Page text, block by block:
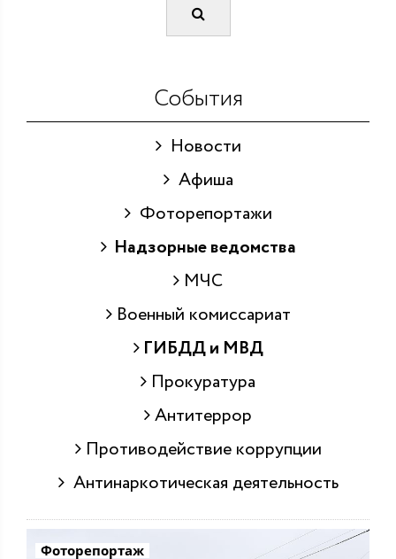
События
Новости
Афиша
Фоторепортажи
Надзорные ведомства
МЧС
Военный комиссариат
ГИБДД и МВД
Прокуратура
Антитеррор
Противодействие коррупции
Антинаркотическая деятельность
Фоторепортаж